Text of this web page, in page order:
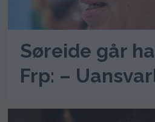
Søreide går
Frp: –